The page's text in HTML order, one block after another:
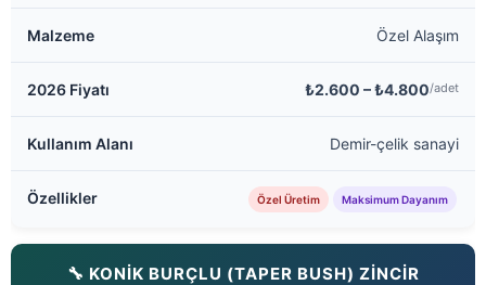
Özel Alaşım
₺2.600 – ₺4.800/adet
Demir-çelik sanayi
Özel Üretim Maksimum Dayanım
🔧 KONİK BURÇLU (TAPER BUSH) ZİNCİR